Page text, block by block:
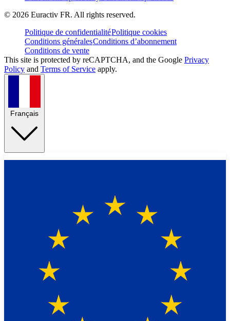
© 2026 Euractiv FR. All rights reserved.
Politique de confidentialitéPolitique cookies
Conditions généralesConditions d’abonnement
Conditions de vente
This site is protected by reCAPTCHA, and the Google Privacy
Policy and Terms of Service apply.
Français